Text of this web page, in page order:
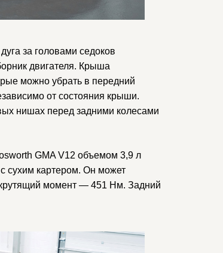
за головами седоков
двигателя. Крыша
можно убрать в передний
от состояния крыши.
нишах перед задними колесами
GMA V12 объемом 3,9 л
сухим картером. Он может
момент — 451 Нм. Задний